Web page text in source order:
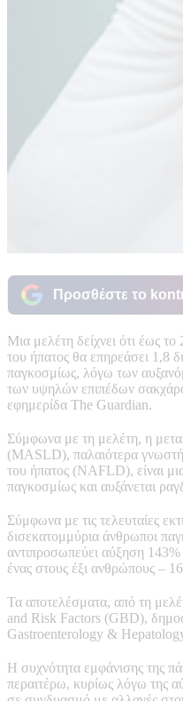
Προσθέστε το
Μια μελέτη δείχνει ότι έως
του ήπατος θα επηρεάσει 1,8
παγκοσμίως, λόγω των
των υψηλών επιπέδων
εφημερίδα The Guardian.
Σύμφωνα με τη μελέτη, η
(MASLD), παλαιότερα
του ήπατος (NAFLD), είναι
παγκοσμίως και αυξάνεται
Σύμφωνα με τις τελευταίες
δισεκατομμύρια άνθρωποι
αντιπροσωπεύει αύξηση 143%
ένας στους έξι ανθρώπους –
Τα αποτελέσματα, από τη
and Risk Factors (GBD),
Gastroenterology &
Η συχνότητα εμφάνισης της
περαιτέρω, κυρίως λόγω της